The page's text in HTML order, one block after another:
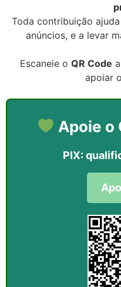
Toda contribuição
anúncios, e a levar
Escaneie o QR Code
apoiar o
Apoie o
PIX: